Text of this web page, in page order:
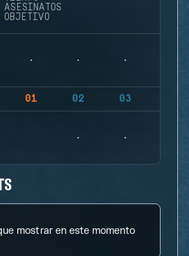
01 02 03
mostrar en este momento